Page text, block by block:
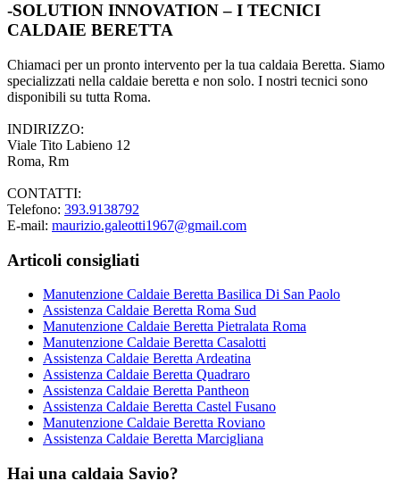
-SOLUTION INNOVATION – I TECNICI
CALDAIE BERETTA
Chiamaci per un pronto intervento per la tua caldaia Beretta. Siamo
specializzati nella caldaie beretta e non solo. I nostri tecnici sono
disponibili su tutta Roma.
INDIRIZZO:
Viale Tito Labieno 12
Roma, Rm
CONTATTI:
Telefono: 393.9138792
E-mail: maurizio.galeotti1967@gmail.com
Articoli consigliati
Manutenzione Caldaie Beretta Basilica Di San Paolo
Assistenza Caldaie Beretta Roma Sud
Manutenzione Caldaie Beretta Pietralata Roma
Manutenzione Caldaie Beretta Casalotti
Assistenza Caldaie Beretta Ardeatina
Assistenza Caldaie Beretta Quadraro
Assistenza Caldaie Beretta Pantheon
Assistenza Caldaie Beretta Castel Fusano
Manutenzione Caldaie Beretta Roviano
Assistenza Caldaie Beretta Marcigliana
Hai una caldaia Savio?